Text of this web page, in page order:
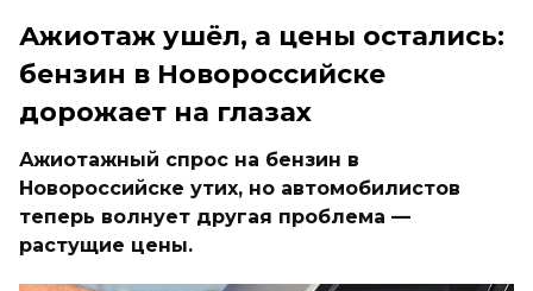
Ажиотаж ушёл, а цены остались:
бензин в Новороссийске
дорожает на глазах
Ажиотажный спрос на бензин в
Новороссийске утих, но автомобилистов
теперь волнует другая проблема —
растущие цены.